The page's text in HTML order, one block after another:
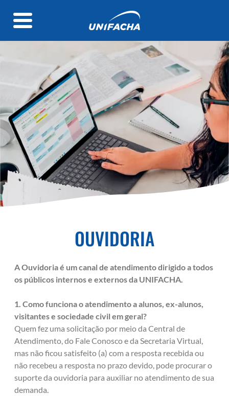
OUVIDORIA
A Ouvidoria é um canal de atendimento dirigido a todos
os públicos internos e externos da UNIFACHA.
1. Como funciona o atendimento a alunos, ex-alunos,
visitantes e sociedade civil em geral?
Quem fez uma solicitação por meio da Central de
Atendimento, do Fale Conosco e da Secretaria Virtual,
mas não ficou satisfeito (a) com a resposta recebida ou
não recebeu a resposta no prazo devido, pode procurar o
suporte da ouvidoria para auxiliar no atendimento de sua
demanda.